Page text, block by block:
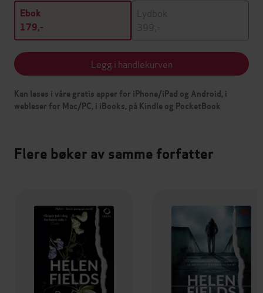
Ebok
179,-
Lydbok
399,-
Legg i handlekurven
Kan leses i våre gratis apper for iPhone/iPad og Android, i
webleser for Mac/PC, i iBooks, på Kindle og PocketBook
Flere bøker av samme forfatter